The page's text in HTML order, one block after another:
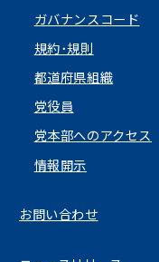
ガバナンスコード
規約･規則
都道府県組織
党役員
党本部へのアクセス
情報開示
お問い合わせ